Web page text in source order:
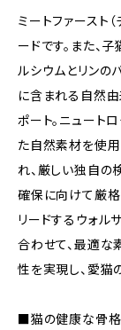
ミートファースト
ードです。また、
ルシウムとリンの
に含まれる自然
ポート。ニュート
た自然素材を使
れ、厳しい独自の
確保に向けて厳格
リードするウォル
合わせて、最適な
性を実現し、愛猫
■猫の健康な骨